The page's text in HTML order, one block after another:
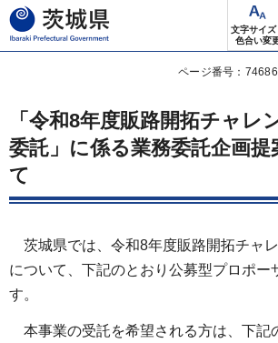
茨城県
文字サイズ
色合い変
ページ番号：74686
「令和8年度販路開拓チャレ
委託」に係る業務委託企画
て
茨城県では、令和8年度販路開拓チャ
について、下記のとおり公募型プロポー
す。
本事業の受託を希望される方は、下記